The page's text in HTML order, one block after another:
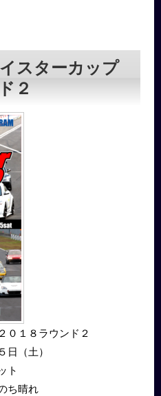
スターカップ
２
０１８ラウンド２
（土）
ト
ち晴れ